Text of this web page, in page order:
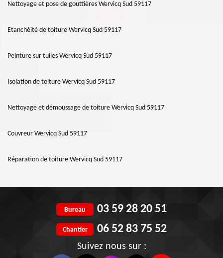
Nettoyage et pose de gouttières Wervicq Sud 59117
Etanchéité de toiture Wervicq Sud 59117
Peinture sur tuiles Wervicq Sud 59117
Isolation de toiture Wervicq Sud 59117
Nettoyage et démoussage de toiture Wervicq Sud 59117
Couvreur Wervicq Sud 59117
Réparation de toiture Wervicq Sud 59117
Bureau 03 59 28 20 51
Chantier 06 52 83 75 52
Suivez nous sur :